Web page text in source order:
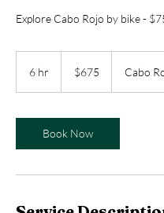
Explore Cabo Rojo by bike -
6 hr
dollars$675 Cabo
Book Now